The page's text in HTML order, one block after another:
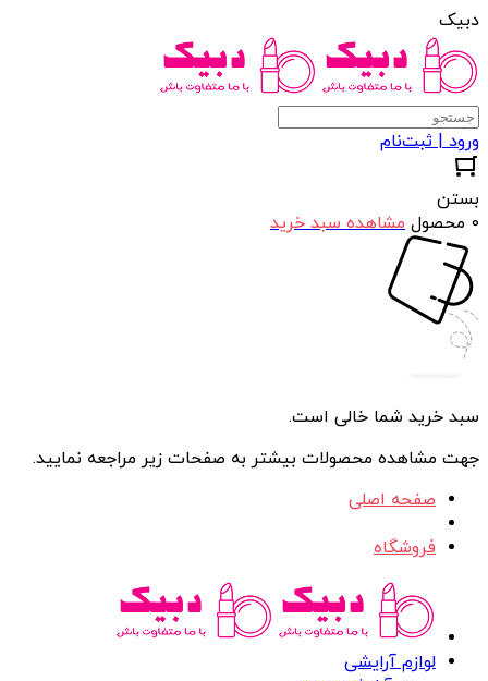
دبیک
ورود | ثبت‌نام
بستن
0 محصول
مشاهده سبد خرید
سبد خرید شما خالی است.
جهت مشاهده محصولات بیشتر به صفحات زیر مراجعه نمایید.
صفحه اصلی
فروشگاه
لوازم آرایشی